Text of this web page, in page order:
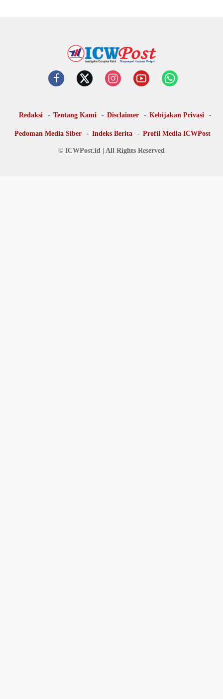
Redaksi Tentang Kami Disclaimer Kebijakan Privasi
Pedoman Media Siber Indeks Berita Profil Media ICWPost
© ICWPost.id | All Rights Reserved